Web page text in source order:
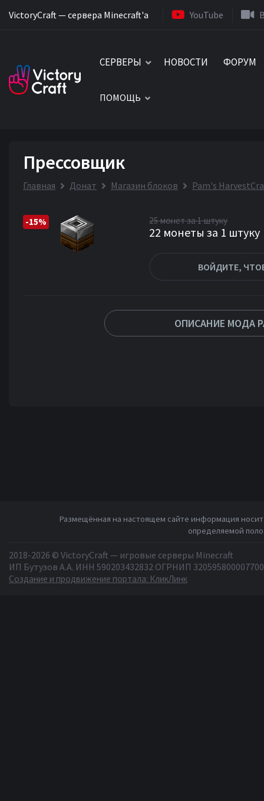
VictoryCraft — сервера Minecraft'a YouTube
СЕРВЕРЫ НОВОСТИ ФОРУМ
ПОМОЩЬ
Прессовщик
Главная Донат Магазин блоков Pam's
-15% 25 монет за 1 штуку
22 монеты за 1 штуку
ВОЙДИТЕ,
ОПИСАНИЕ МОДА
Размещённая на настоящем сайте информация
определяемой
2018-2026 © VictoryCraft — игровые серверы Minecraft
ИП Бутузов А.А. ИНН 590203432832 ОГРНИП 320595800007700
Создание и продвижение портала: КликЛинк